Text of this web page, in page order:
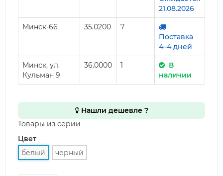
21.08.2026
Минск-66 35.0200
7
Поставка
4–4 дней
Минск, ул.
Кульман 9
36.0000 1
В
наличии
Нашли дешевле ?
Товары из серии
Цвет
белый
чёрный